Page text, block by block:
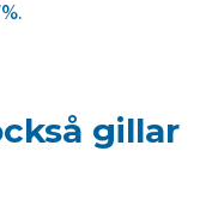
gillar